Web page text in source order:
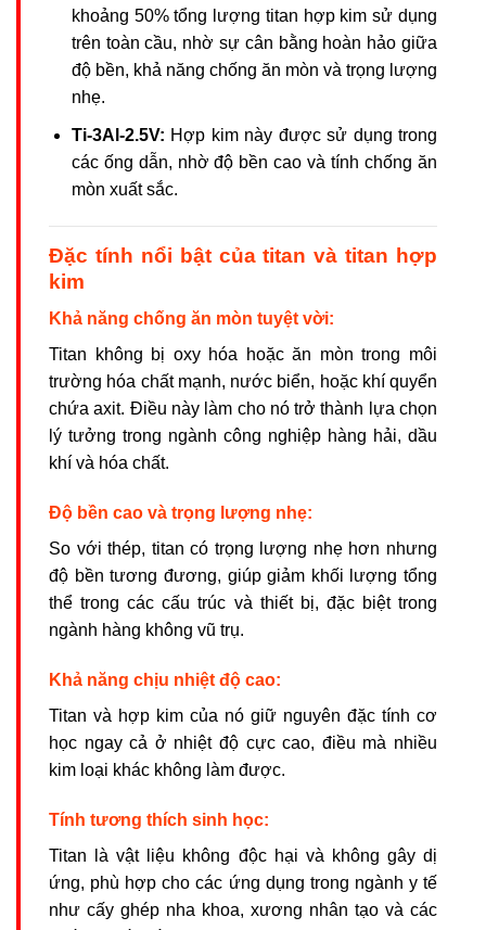
khoảng 50% tổng lượng titan hợp kim sử dụng
trên toàn cầu, nhờ sự cân bằng hoàn hảo giữa
độ bền, khả năng chống ăn mòn và trọng lượng
nhẹ.
Ti-3Al-2.5V: Hợp kim này được sử dụng trong
các ống dẫn, nhờ độ bền cao và tính chống ăn
mòn xuất sắc.
Đặc tính nổi bật của titan và titan hợp
kim
Khả năng chống ăn mòn tuyệt vời:
Titan không bị oxy hóa hoặc ăn mòn trong môi
trường hóa chất mạnh, nước biển, hoặc khí quyển
chứa axit. Điều này làm cho nó trở thành lựa chọn
lý tưởng trong ngành công nghiệp hàng hải, dầu
khí và hóa chất.
Độ bền cao và trọng lượng nhẹ:
So với thép, titan có trọng lượng nhẹ hơn nhưng
độ bền tương đương, giúp giảm khối lượng tổng
thể trong các cấu trúc và thiết bị, đặc biệt trong
ngành hàng không vũ trụ.
Khả năng chịu nhiệt độ cao:
Titan và hợp kim của nó giữ nguyên đặc tính cơ
học ngay cả ở nhiệt độ cực cao, điều mà nhiều
kim loại khác không làm được.
Tính tương thích sinh học:
Titan là vật liệu không độc hại và không gây dị
ứng, phù hợp cho các ứng dụng trong ngành y tế
như cấy ghép nha khoa, xương nhân tạo và các